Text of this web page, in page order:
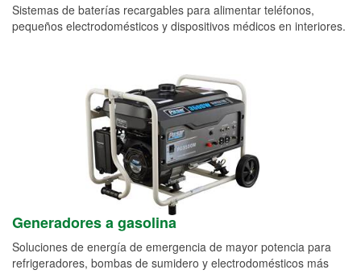
Sistemas de baterías recargables para alimentar teléfonos,
pequeños electrodomésticos y dispositivos médicos en interiores.
Generadores a gasolina
Soluciones de energía de emergencia de mayor potencia para
refrigeradores, bombas de sumidero y electrodomésticos más